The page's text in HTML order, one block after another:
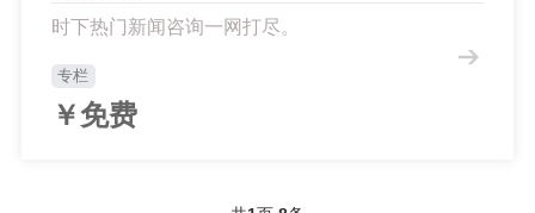
时下热门新闻咨询一网打尽。
专栏
￥免费